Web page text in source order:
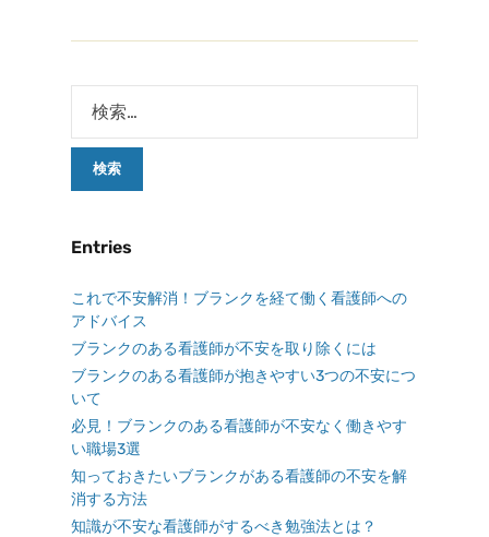
Entries
これで不安解消！ブランクを経て働く看護師への
アドバイス
ブランクのある看護師が不安を取り除くには
ブランクのある看護師が抱きやすい3つの不安につ
いて
必見！ブランクのある看護師が不安なく働きやす
い職場3選
知っておきたいブランクがある看護師の不安を解
消する方法
知識が不安な看護師がするべき勉強法とは？